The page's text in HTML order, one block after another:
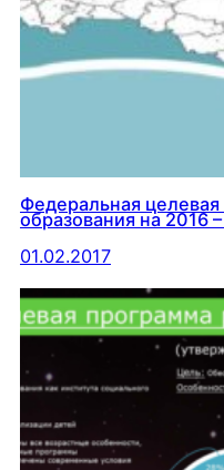
Федеральная
образования на 2016
01.02.2017